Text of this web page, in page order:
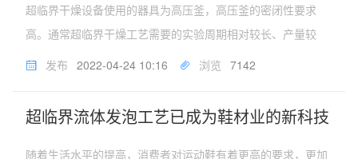
超临界干燥设备使用的器具为高压釜，高压釜的密闭性要求
高。通常超临界干燥工艺需要的实验周期相对较长、产量较
低、成本较高，用来制备要求较严格的产品。其基本原理是：
介于气体和液体之间的一种均匀...
发布 2022-04-24 10:16 浏览 7142
超临界流体发泡工艺已成为鞋材业的新科技
随着生活水平的提高，消费者对运动鞋有着更高的要求，更加